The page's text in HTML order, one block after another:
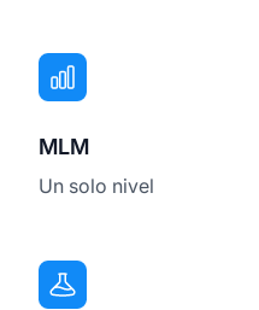
MLM
Un solo nivel